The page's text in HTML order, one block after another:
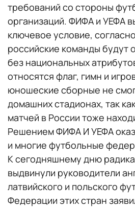
требований со стороны
организаций. ФИФА и УЕФА
ключевое условие,
российские команды будут
без национальных
относятся флаг, гимн и
юношеские сборные не
домашних стадионах, так
матчей в России тоже
Решением ФИФА И УЕФА
и многие футбольные
К сегодняшнему дню
выдвинули руководители
латвийского и польского
Федерации этих стран